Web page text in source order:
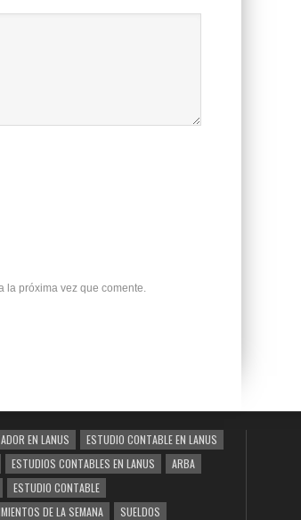
la próxima vez que comente.
EN LANUS
ESTUDIO CONTABLE EN LANUS
ESTUDIOS CONTABLES EN LANUS
ARBA
ESTUDIO CONTABLE
DE LA SEMANA
SUELDOS